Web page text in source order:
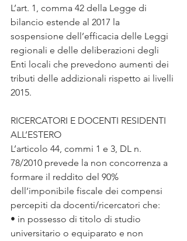
L’art. 1, comma 42 della Legge di
bilancio estende al 2017 la
sospensione dell’efficacia delle Leggi
regionali e delle deliberazioni degli
Enti locali che prevedono aumenti dei
tributi delle addizionali rispetto ai livelli
2015.
RICERCATORI E DOCENTI RESIDENTI
ALL’ESTERO
L’articolo 44, commi 1 e 3, DL n.
78/2010 prevede la non concorrenza a
formare il reddito del 90%
dell’imponibile fiscale dei compensi
percepiti da docenti/ricercatori che:
• in possesso di titolo di studio
universitario o equiparato e non